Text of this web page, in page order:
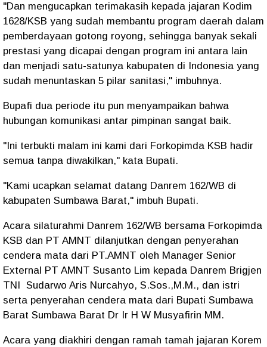
"Dan mengucapkan terimakasih kepada jajaran Kodim
1628/KSB yang sudah membantu program daerah dalam
pemberdayaan gotong royong, sehingga banyak sekali
prestasi yang dicapai dengan program ini antara lain
dan menjadi satu-satunya kabupaten di Indonesia yang
sudah menuntaskan 5 pilar sanitasi," imbuhnya.
Bupafi dua periode itu pun menyampaikan bahwa
hubungan komunikasi antar pimpinan sangat baik.
"Ini terbukti malam ini kami dari Forkopimda KSB hadir
semua tanpa diwakilkan," kata Bupati.
"Kami ucapkan selamat datang Danrem 162/WB di
kabupaten Sumbawa Barat," imbuh Bupati.
Acara silaturahmi Danrem 162/WB bersama Forkopimda
KSB dan PT AMNT dilanjutkan dengan penyerahan
cendera mata dari PT.AMNT oleh Manager Senior
External PT AMNT Susanto Lim kepada Danrem Brigjen
TNI Sudarwo Aris Nurcahyo, S.Sos.,M.M., dan istri
serta penyerahan cendera mata dari Bupati Sumbawa
Barat Sumbawa Barat Dr Ir H W Musyafirin MM.
Acara yang diakhiri dengan ramah tamah jajaran Korem